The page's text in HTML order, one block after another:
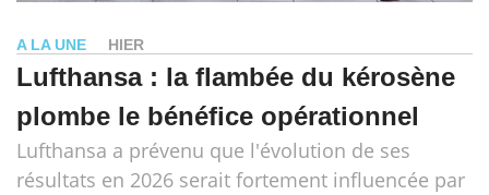
A LA UNE HIER
Lufthansa : la flambée du kérosène
plombe le bénéfice opérationnel
Lufthansa a prévenu que l'évolution de ses
résultats en 2026 serait fortement influencée par